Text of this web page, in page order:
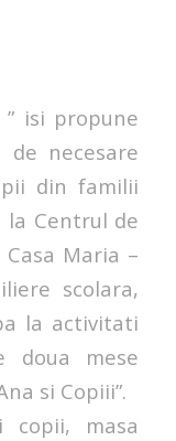
” isi propune
necesare
din familii
la Centrul de
Maria –
scolara,
la activitati
doua mese
si Copiii”.
copii, masa